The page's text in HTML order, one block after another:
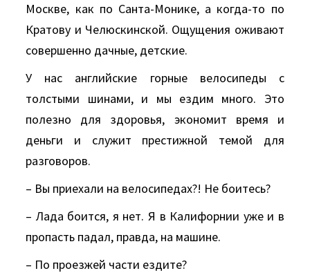
Москве, как по Санта-Монике, а когда-то по
Кратову и Челюскинской. Ощущения оживают
совершенно дачные, детские.
У нас английские горные велосипеды с
толстыми шинами, и мы ездим много. Это
полезно для здоровья, экономит время и
деньги и служит престижной темой для
разговоров.
– Вы приехали на велосипедах?! Не боитесь?
– Лада боится, я нет. Я в Калифорнии уже и в
пропасть падал, правда, на машине.
– По проезжей части ездите?